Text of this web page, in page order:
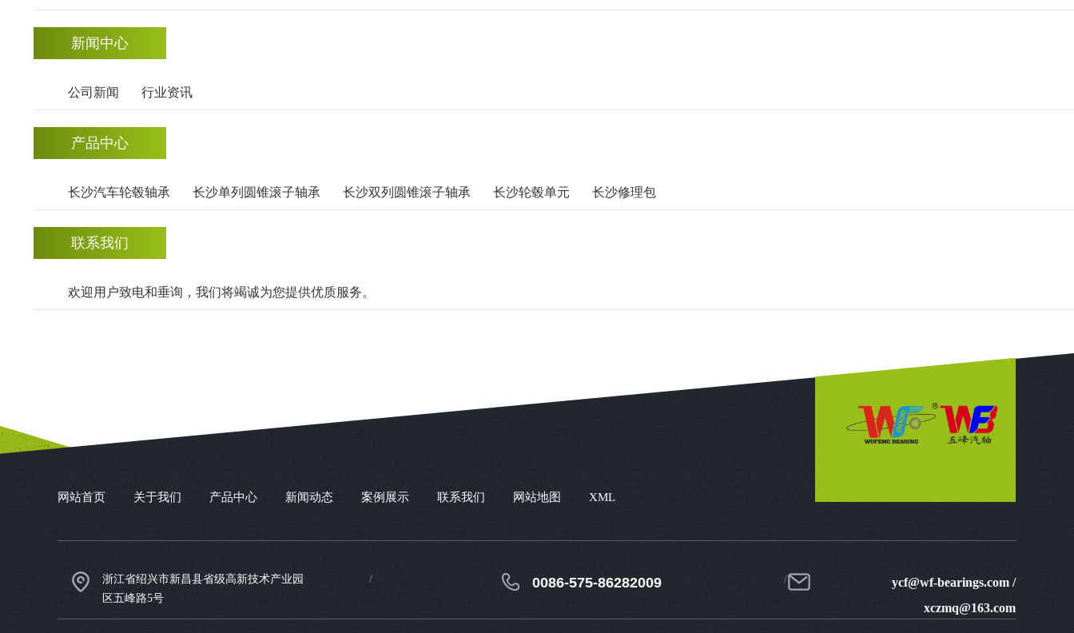
新闻中心
公司新闻 行业资讯
产品中心
长沙汽车轮毂轴承 长沙单列圆锥滚子轴承 长沙双列圆锥滚子轴承 长沙轮毂单元 长沙修理包
联系我们
欢迎用户致电和垂询，我们将竭诚为您提供优质服务。
网站首页 关于我们 产品中心 新闻动态 案例展示 联系我们 网站地图 XML
浙江省绍兴市新昌县省级高新技术产业园
区五峰路5号
0086-575-86282009
ycf@wf-bearings.com /
xczmq@163.com